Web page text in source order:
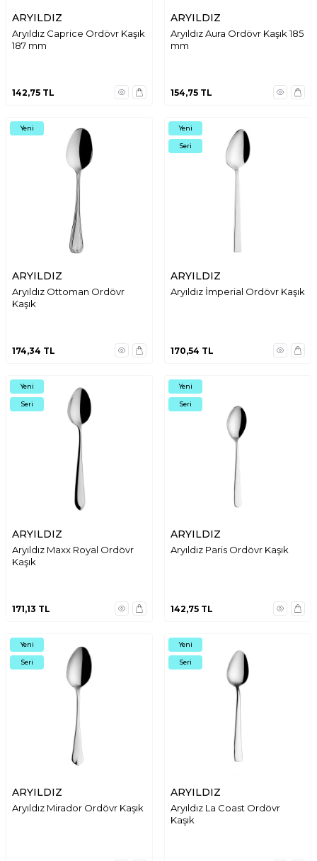
ARYILDIZ
Aryıldız Caprice Ordövr Kaşık
187 mm
142,75 TL
ARYILDIZ
Aryıldız Aura Ordövr Kaşık 185
mm
154,75 TL
Yeni
ARYILDIZ
Aryıldız Ottoman Ordövr
Kaşık
174,34 TL
Yeni
Seri
ARYILDIZ
Aryıldız İmperial Ordövr Kaşık
170,54 TL
Yeni
Seri
ARYILDIZ
Aryıldız Maxx Royal Ordövr
Kaşık
171,13 TL
Yeni
Seri
ARYILDIZ
Aryıldız Paris Ordövr Kaşık
142,75 TL
Yeni
Seri
ARYILDIZ
Aryıldız Mirador Ordövr Kaşık
Yeni
Seri
ARYILDIZ
Aryıldız La Coast Ordövr
Kaşık